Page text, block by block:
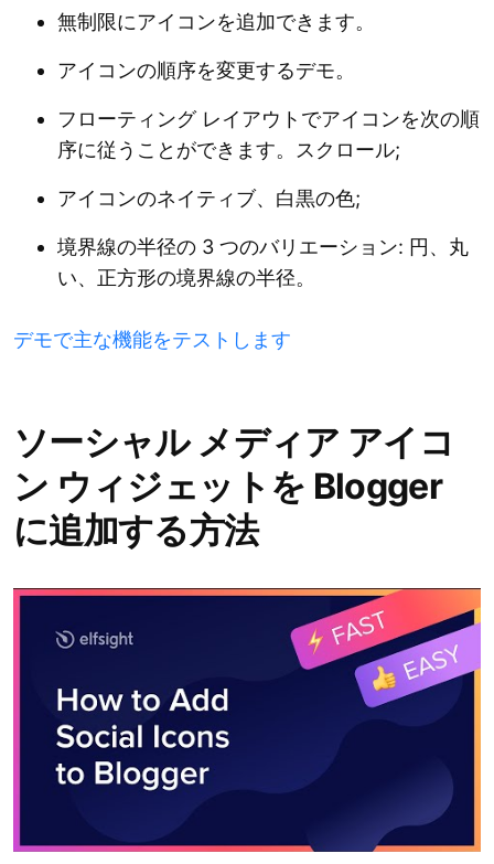
無制限にアイコンを追加できます。
アイコンの順序を変更するデモ。
フローティング レイアウトでアイコンを次の順
序に従うことができます。スクロール;
アイコンのネイティブ、白黒の色;
境界線の半径の 3 つのバリエーション: 円、丸
い、正方形の境界線の半径。
デモで主な機能をテストします
ソーシャル メディア アイコ
ン ウィジェットを Blogger
に追加する方法